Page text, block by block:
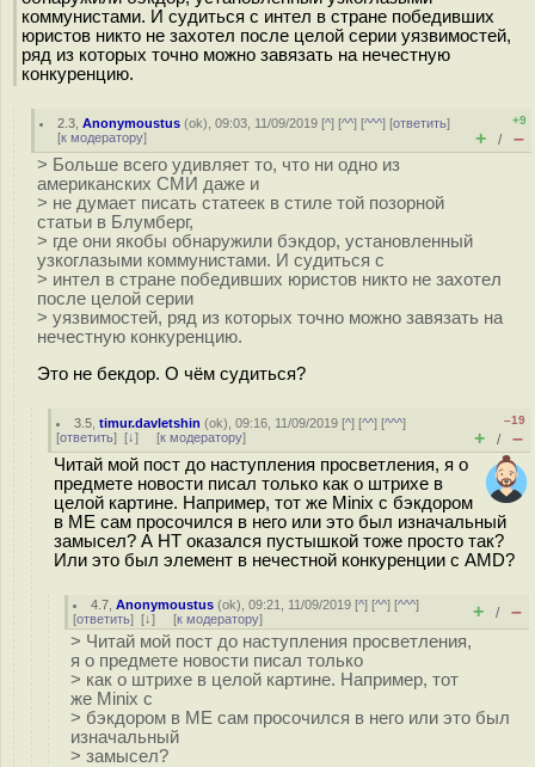
коммунистами. И судиться с интел в стране победивших
юристов никто не захотел после целой серии уязвимостей,
ряд из которых точно можно завязать на нечестную
конкуренцию.
2.3 ,Anonymoustus (ok), 09:03, 11/09/2019 [^] [^^] [^^^] [ответить]
[к модератору]
+9
+ / –
> Больше всего удивляет то, что ни одно из
американских СМИ даже и
> не думает писать статеек в стиле той позорной
статьи в Блумберг,
> где они якобы обнаружили бэкдор, установленный
узкоглазыми коммунистами. И судиться с
> интел в стране победивших юристов никто не захотел
после целой серии
> уязвимостей, ряд из которых точно можно завязать на
нечестную конкуренцию.
Это не бекдор. О чём судиться?
3.5 ,timur.davletshin (ok), 09:16, 11/09/2019 [^] [^^] [^^^]
[ответить] [↓] [к модератору]
–19
+ / –
Читай мой пост до наступления просветления, я о
предмете новости писал только как о штрихе в
целой картине. Например, тот же Minix с бэкдором
в ME сам просочился в него или это был изначальный
замысел? А HT оказался пустышкой тоже просто так?
Или это был элемент в нечестной конкуренции с AMD?
4.7 ,Anonymoustus (ok), 09:21, 11/09/2019 [^] [^^] [^^^]
[ответить] [↓] [к модератору] + / –
> Читай мой пост до наступления просветления,
я о предмете новости писал только
> как о штрихе в целой картине. Например, тот
же Minix с
> бэкдором в ME сам просочился в него или это был
изначальный
> замысел?